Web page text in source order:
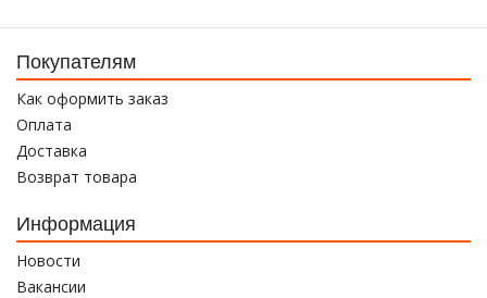
Покупателям
Как оформить заказ
Оплата
Доставка
Возврат товара
Информация
Новости
Вакансии